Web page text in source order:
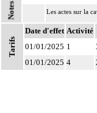
Notes
7
Les actes sur la
associée, la
7
collection
Tarifs
Date d'effet Activité
01/01/2025 1
01/01/2025 4